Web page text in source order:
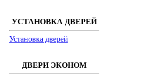
УСТАНОВКА ДВЕРЕЙ
Установка дверей
ДВЕРИ ЭКОНОМ